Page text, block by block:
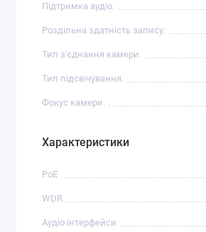
Підтримка аудіо.
Роздільна здатність запису.
Тип з'єднання камери.
Тип підсвічування.
Фокус камери.
Характеристики
PoE
WDR
Аудіо інтерфейси